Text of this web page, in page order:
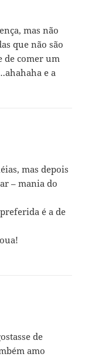
mas não
que não são
de comer um
e a
mas depois
– mania do
é a de
de
amo